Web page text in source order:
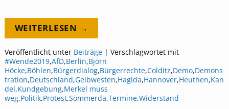
WEITERLESEN →
Veröffentlicht unter Beiträge| Verschlagwortet mit
#Wende2019,AfD,Berlin,Björn
Höcke,Böhlen,Bürgerdialog,Bürgerrechte,Colditz,Demo,Demons
tration,Deutschland,Gelbwesten,Hagida,Hannover,Heuthen,Kan
del,Kundgebung,Merkel muss
weg,Politik,Protest,Sömmerda,Termine,Widerstand